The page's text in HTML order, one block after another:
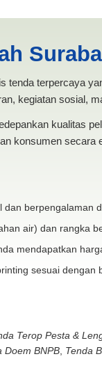
tenda terpercaya
kegiatan sosial,
kualitas
konsumen
berpengalaman
air) dan rangka
mendapatkan
sesuai dengan
Terop Pesta &
Doem BNPB, Tenda